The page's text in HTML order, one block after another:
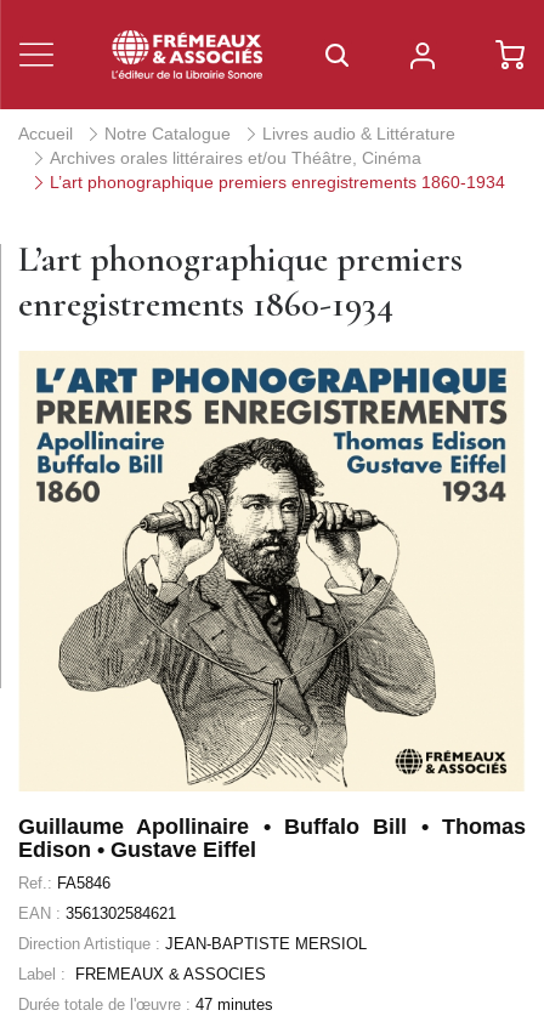
Accueil Notre Catalogue
Livres audio & Littérature
Archives orales littéraires et/ou Théâtre, Cinéma
L’art phonographique premiers enregistrements 1860-1934
L’art phonographique premiers
enregistrements 1860-1934
Guillaume Apollinaire • Buffalo Bill • Thomas
Edison • Gustave Eiffel
Ref.: FA5846
EAN : 3561302584621
Direction Artistique : JEAN-BAPTISTE MERSIOL
Label :
FREMEAUX & ASSOCIES
Durée totale de l'œuvre : 47 minutes